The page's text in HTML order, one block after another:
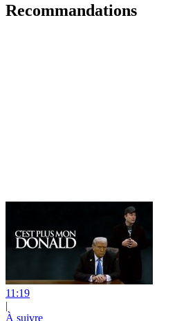
Recommandations
11:19
|
À suivre